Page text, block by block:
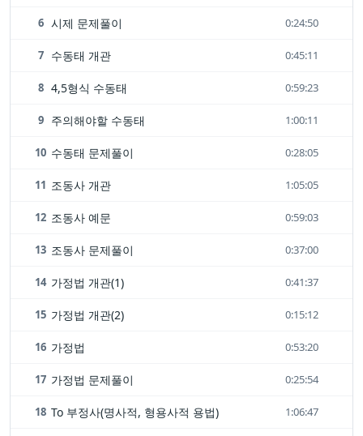
6 시제 문제풀이 0:24:50
7 수동태 개관 0:45:11
8 4,5형식 수동태 0:59:23
9 주의해야할 수동태 1:00:11
10 수동태 문제풀이 0:28:05
11 조동사 개관 1:05:05
12 조동사 예문 0:59:03
13 조동사 문제풀이 0:37:00
14 가정법 개관(1) 0:41:37
15 가정법 개관(2) 0:15:12
16 가정법 0:53:20
17 가정법 문제풀이 0:25:54
18 To 부정사(명사적, 형용사적 용법) 1:06:47